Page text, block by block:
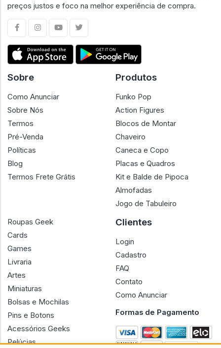
preços justos e foco na melhor experiência de compra.
Sobre
Como Anunciar
Sobre Nós
Termos
Pré-Venda
Políticas
Blog
Termos Frete Grátis
Produtos
Funko Pop
Action Figures
Blocos de Montar
Chaveiro
Caneca e Copo
Placas e Quadros
Kit e Balde de Pipoca
Almofadas
Jogo de Tabuleiro
Roupas Geek
Cards
Games
Livraria
Artes
Miniaturas
Bolsas e Mochilas
Pins e Botons
Acessórios Geeks
Pelúcias
Clientes
Login
Cadastro
FAQ
Contato
Como Anunciar
Formas de Pagamento